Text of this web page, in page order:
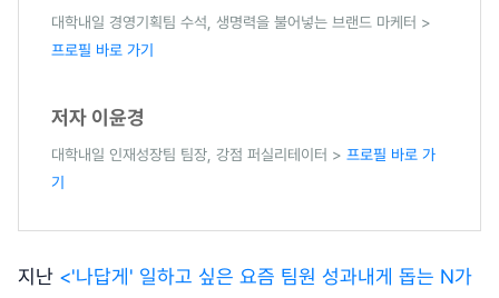
대학내일 경영기획팀 수석, 생명력을 불어넣는 브랜드 마케터 >
프로필 바로 가기
저자 이윤경
대학내일 인재성장팀 팀장, 강점 퍼실리테이터 > 프로필 바로 가
기
지난 <'나답게' 일하고 싶은 요즘 팀원 성과내게 돕는 N가